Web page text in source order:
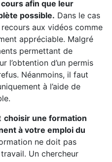
afin que leur
possible. Dans le cas
aux vidéos comme
appréciable. Malgré
permettant de
l’obtention d’un permis
Néanmoins, il faut
à l’aide de
choisir une formation
à votre emploi du
ne doit pas
Un chercheur